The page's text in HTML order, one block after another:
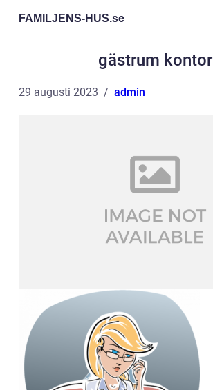
FAMILJENS-HUS.se
gästrum kontor
29 augusti 2023 admin